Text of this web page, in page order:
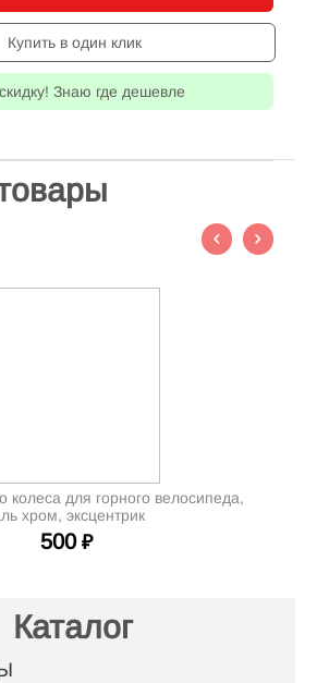
Купить в один клик
Знаю где дешевле
колеса для горного велосипеда,
хром, эксцентрик
500 ₽
Каталог